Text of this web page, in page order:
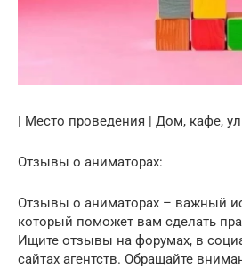
| Место проведения | Дом, кафе,
Отзывы о аниматорах:
Отзывы о аниматорах – важный
который поможет вам сделать
Ищите отзывы на форумах, в
сайтах агентств. Обращайте